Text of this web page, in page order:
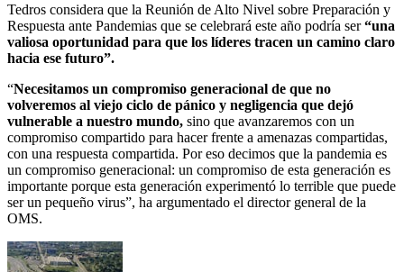
Tedros considera que la Reunión de Alto Nivel sobre Preparación y
Respuesta ante Pandemias que se celebrará este año podría ser“una
valiosa oportunidad para que los líderes tracen un camino claro
hacia ese futuro”.
“Necesitamos un compromiso generacional de que no
volveremos al viejo ciclo de pánico y negligencia que dejó
vulnerable a nuestro mundo, sino que avanzaremos con un
compromiso compartido para hacer frente a amenazas compartidas,
con una respuesta compartida. Por eso decimos que la pandemia es
un compromiso generacional: un compromiso de esta generación es
importante porque esta generación experimentó lo terrible que puede
ser un pequeño virus”, ha argumentado el director general de la
OMS.